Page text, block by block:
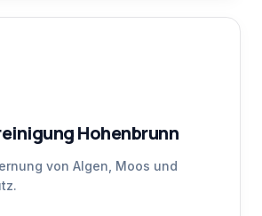
Hohenbrunn
von Algen, Moos und